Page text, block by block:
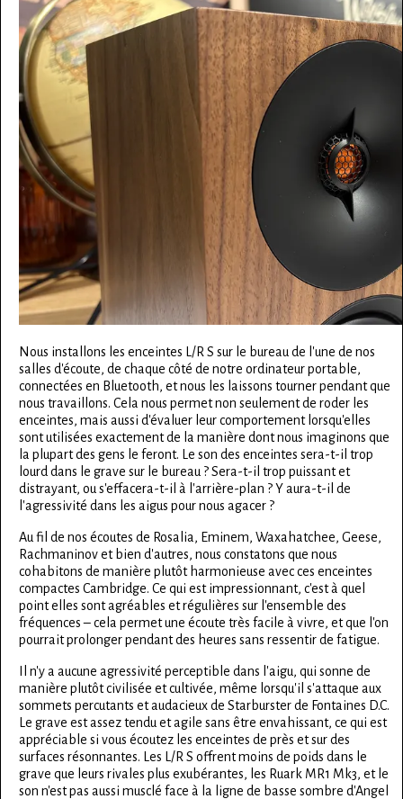
Nous installons les enceintes L/R S sur le bureau de l'une de nos
salles d'écoute, de chaque côté de notre ordinateur portable,
connectées en Bluetooth, et nous les laissons tourner pendant que
nous travaillons. Cela nous permet non seulement de roder les
enceintes, mais aussi d'évaluer leur comportement lorsqu'elles
sont utilisées exactement de la manière dont nous imaginons que
la plupart des gens le feront. Le son des enceintes sera-t-il trop
lourd dans le grave sur le bureau ? Sera-t-il trop puissant et
distrayant, ou s'effacera-t-il à l'arrière-plan ? Y aura-t-il de
l'agressivité dans les aigus pour nous agacer ?
Au fil de nos écoutes de Rosalia, Eminem, Waxahatchee, Geese,
Rachmaninov et bien d'autres, nous constatons que nous
cohabitons de manière plutôt harmonieuse avec ces enceintes
compactes Cambridge. Ce qui est impressionnant, c'est à quel
point elles sont agréables et régulières sur l'ensemble des
fréquences – cela permet une écoute très facile à vivre, et que l'on
pourrait prolonger pendant des heures sans ressentir de fatigue.
Il n'y a aucune agressivité perceptible dans l'aigu, qui sonne de
manière plutôt civilisée et cultivée, même lorsqu'il s'attaque aux
sommets percutants et audacieux de Starburster de Fontaines D.C.
Le grave est assez tendu et agile sans être envahissant, ce qui est
appréciable si vous écoutez les enceintes de près et sur des
surfaces résonnantes. Les L/R S offrent moins de poids dans le
grave que leurs rivales plus exubérantes, les Ruark MR1 Mk3, et le
son n'est pas aussi musclé face à la ligne de basse sombre d'Angel